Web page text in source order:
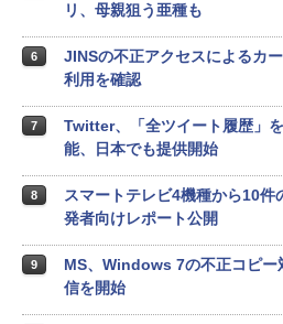
リ、母親狙う亜種も
6
JINSの不正アクセスによるカ
利用を確認
7
Twitter、「全ツイート履歴」
能、日本でも提供開始
8
スマートテレビ4機種から10件
発者向けレポート公開
9
MS、Windows 7の不正コピー
信を開始